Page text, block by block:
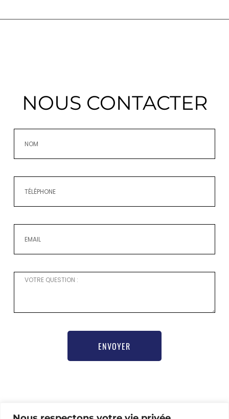
NOUS CONTACTER
ENVOYER
pour vous inscrire,